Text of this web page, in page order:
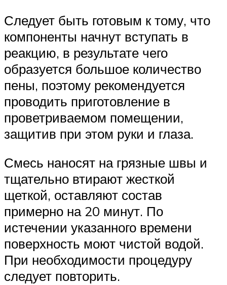
Следует быть готовым к тому, что
компоненты начнут вступать в
реакцию, в результате чего
образуется большое количество
пены, поэтому рекомендуется
проводить приготовление в
проветриваемом помещении,
защитив при этом руки и глаза.
Смесь наносят на грязные швы и
тщательно втирают жесткой
щеткой, оставляют состав
примерно на 20 минут. По
истечении указанного времени
поверхность моют чистой водой.
При необходимости процедуру
следует повторить.